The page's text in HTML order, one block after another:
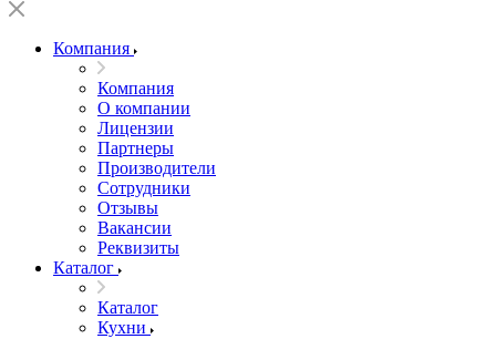
Компания
Компания
О компании
Лицензии
Партнеры
Производители
Сотрудники
Отзывы
Вакансии
Реквизиты
Каталог
Каталог
Кухни